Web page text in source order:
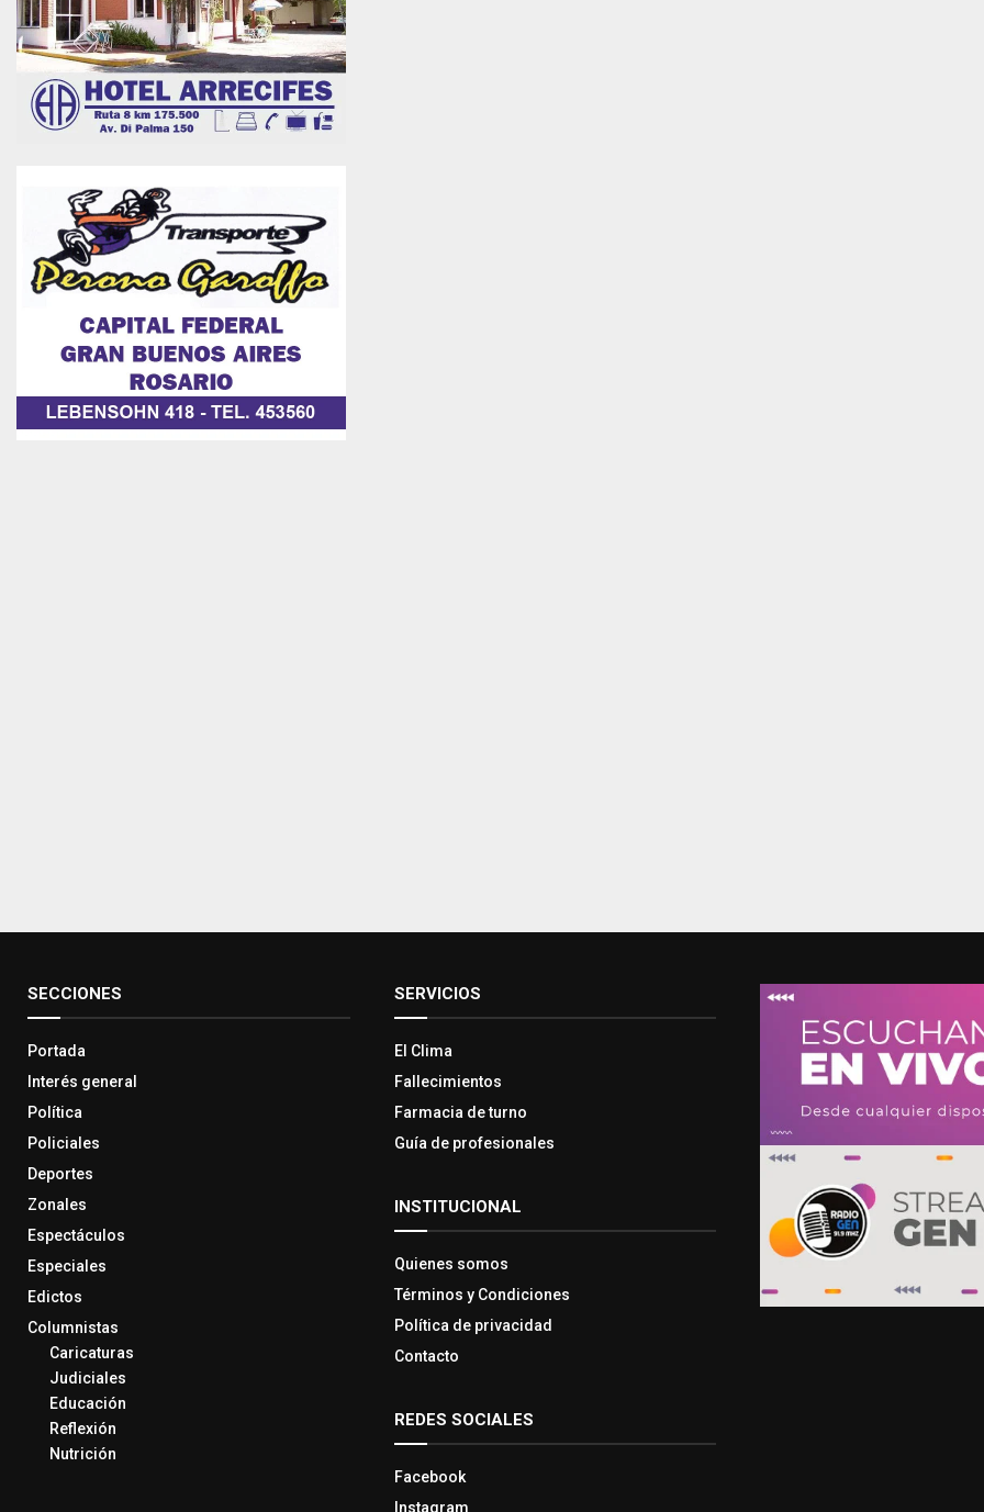
SECCIONES
Portada
Interés general
Política
Policiales
Deportes
Zonales
Espectáculos
Especiales
Edictos
Columnistas
Caricaturas
Judiciales
Educación
Reflexión
Nutrición
SERVICIOS
El Clima
Fallecimientos
Farmacia de turno
Guía de profesionales
INSTITUCIONAL
Quienes somos
Términos y Condiciones
Política de privacidad
Contacto
REDES SOCIALES
Facebook
Instagram